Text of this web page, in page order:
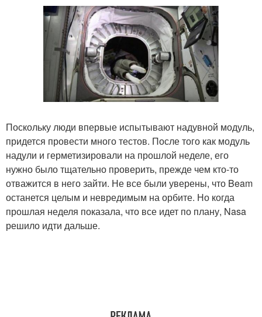
Поскольку люди впервые испытывают надувной модуль,
придется провести много тестов. После того как модуль
надули и герметизировали на прошлой неделе, его
нужно было тщательно проверить, прежде чем кто-то
отважится в него зайти. Не все были уверены, что Beam
останется целым и невредимым на орбите. Но когда
прошлая неделя показала, что все идет по плану, Nasa
решило идти дальше.